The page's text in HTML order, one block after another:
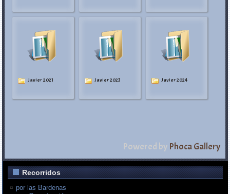
Javier 2021 Javier 2023 Javier 2024
Powered by Phoca Gallery
Recorridos
por las Bardenas